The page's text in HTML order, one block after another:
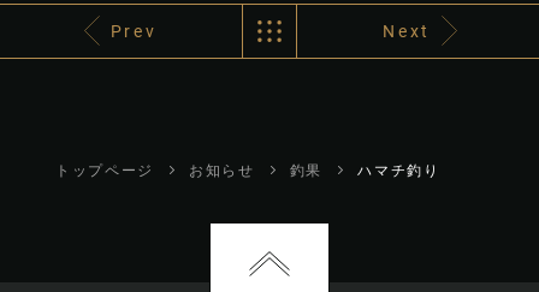
Prev Next
トップページ お知らせ 釣果 ハマチ釣り